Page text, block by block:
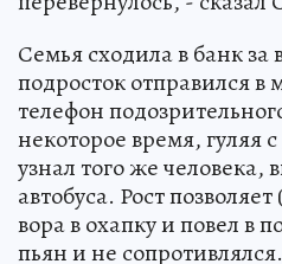
Семья сходила в банк за
подросток отправился в
телефон
некоторое время, гуляя
узнал того же человека,
автобуса. Рост
вора в охапку и повел
пьян и не